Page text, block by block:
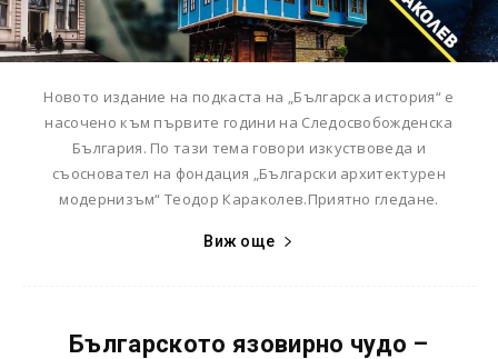
Новото издание на подкаста на „Българска история“ е
насочено към първите години на Следосвобожденска
България. По тази тема говори изкуствоведа и
съосновател на фондация „Български архитектурен
модернизъм“ Теодор Караколев.Приятно гледане.
Виж още
Българското язовирно чудо –